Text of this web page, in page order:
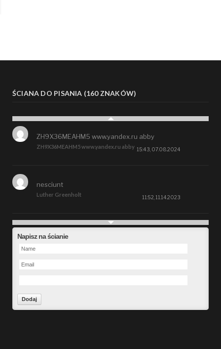
ŚCIANA DO PISANIA (160 ZNAKÓW)
ZH9X36MEAHM5 www.yandex.ru abby
ZH9X36MEAHM5 www.yandex.ru abby
15:43, 07.08.2024
Luther Greenholt
nesciunt
11:52, 11.14.2023
Future
Napisz na ścianie